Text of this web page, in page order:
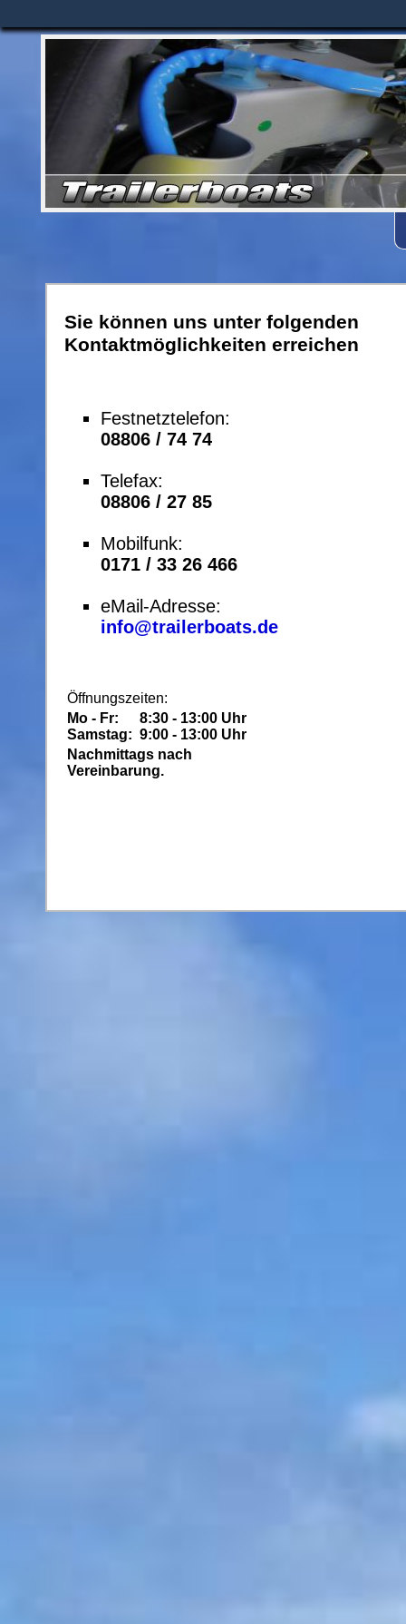
Sie können uns unter folgenden
Kontaktmöglichkeiten erreichen
Festnetztelefon:
08806 / 74 74
Telefax:
08806 / 27 85
Mobilfunk:
0171 / 33 26 466
eMail-Adresse:
info@trailerboats.de
Öffnungszeiten:
Mo - Fr:
Samstag:
8:30 - 13:00 Uhr
9:00 - 13:00 Uhr
Nachmittags nach
Vereinbarung.